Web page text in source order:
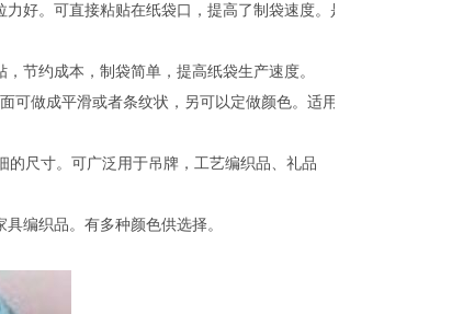
好。可直接粘贴在纸袋口，提高了制袋速度。是
节约成本，制袋简单，提高纸袋生产速度。
可做成平滑或者条纹状，另可以定做颜色。适用
尺寸。可广泛用于吊牌，工艺编织品、礼品
编织品。有多种颜色供选择。